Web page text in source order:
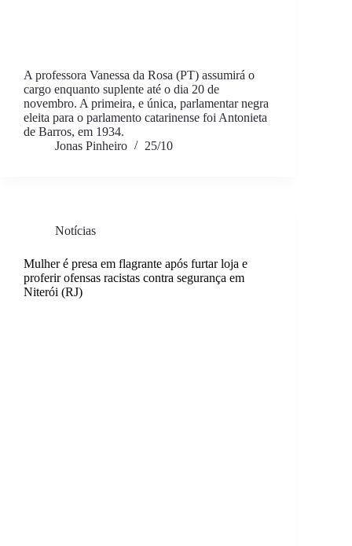
A professora Vanessa da Rosa (PT) assumirá o
cargo enquanto suplente até o dia 20 de
novembro. A primeira, e única, parlamentar negra
eleita para o parlamento catarinense foi Antonieta
de Barros, em 1934.
Jonas Pinheiro
25/10
Notícias
Mulher é presa em flagrante após furtar loja e
proferir ofensas racistas contra segurança em
Niterói (RJ)